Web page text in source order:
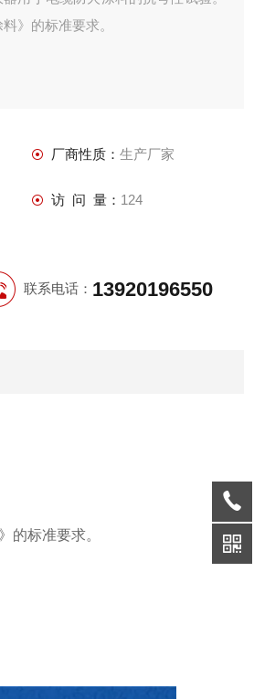
》的标准要求。
厂商性质： 生产厂家
访 问 量： 124
联系电话： 13920196550
的标准要求。